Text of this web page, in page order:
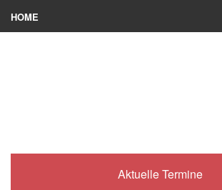
HOME
Aktuelle Termine